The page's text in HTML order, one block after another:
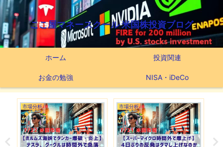
ここ屋マネースクール 米国株投資ブログ
ホーム 投資関連
お金の勉強 NISA・iDeCo
市場分析 市場分析